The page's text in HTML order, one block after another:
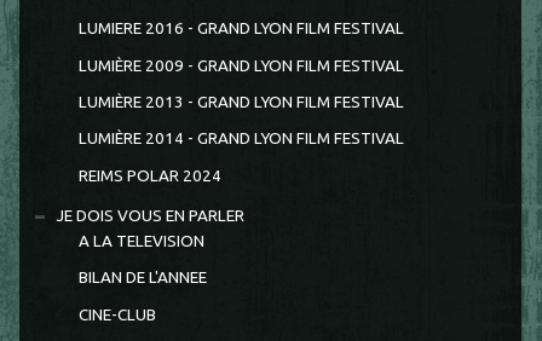
LUMIERE 2016 - GRAND LYON FILM FESTIVAL
LUMIÈRE 2009 - GRAND LYON FILM FESTIVAL
LUMIÈRE 2013 - GRAND LYON FILM FESTIVAL
LUMIÈRE 2014 - GRAND LYON FILM FESTIVAL
REIMS POLAR 2024
JE DOIS VOUS EN PARLER
A LA TELEVISION
BILAN DE L'ANNEE
CINE-CLUB